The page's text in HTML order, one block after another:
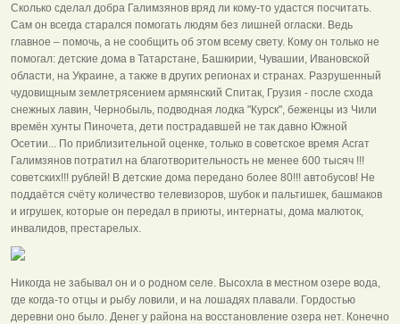
Сколько сделал добра Галимзянов вряд ли кому-то удастся посчитать.
Сам он всегда старался помогать людям без лишней огласки. Ведь
главное – помочь, а не сообщить об этом всему свету. Кому он только не
помогал: детские дома в Татарстане, Башкирии, Чувашии, Ивановской
области, на Украине, а также в других регионах и странах. Разрушенный
чудовищным землетрясением армянский Спитак, Грузия - после схода
снежных лавин, Чернобыль, подводная лодка "Курск", беженцы из Чили
времён хунты Пиночета, дети пострадавшей не так давно Южной
Осетии... По приблизительной оценке, только в советское время Асгат
Галимзянов потратил на благотворительность не менее 600 тысяч !!!
советских!!! рублей! В детские дома передано более 80!!! автобусов! Не
поддаётся счёту количество телевизоров, шубок и пальтишек, башмаков
и игрушек, которые он передал в приюты, интернаты, дома малюток,
инвалидов, престарелых.
Никогда не забывал он и о родном селе. Высохла в местном озере вода,
где когда-то отцы и рыбу ловили, и на лошадях плавали. Гордостью
деревни оно было. Денег у района на восстановление озера нет. Конечно